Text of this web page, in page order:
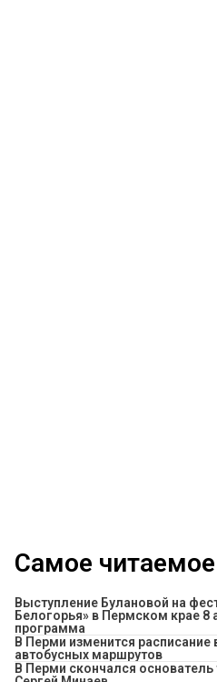
Самое читаемое
Выступление Булановой на
Белогорья» в Пермском крае 8
программа
​В Перми изменится расписание
автобусных маршрутов
В Перми скончался